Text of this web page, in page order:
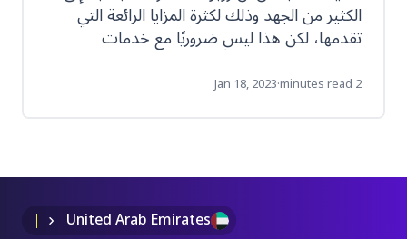
الكثير من الجهد وذلك لكثرة المزايا الرائعة التي
تقدمها، لكن هذا ليس ضروريًا مع خدمات
CM.com المتاحة لتوفّر لك إمكانية تصميم روبوت
دردشة بكل سهولة ومن دون مطوّرين. تابع معنا
2 minutes read
·
Jan 18, 2023
United Arab Emirates